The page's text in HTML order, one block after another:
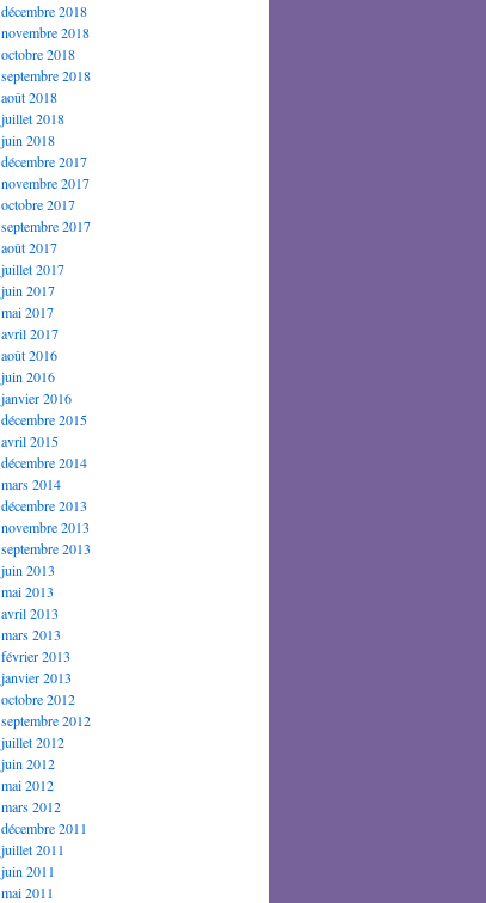
décembre 2018
novembre 2018
octobre 2018
septembre 2018
août 2018
juillet 2018
juin 2018
décembre 2017
novembre 2017
octobre 2017
septembre 2017
août 2017
juillet 2017
juin 2017
mai 2017
avril 2017
août 2016
juin 2016
janvier 2016
décembre 2015
avril 2015
décembre 2014
mars 2014
décembre 2013
novembre 2013
septembre 2013
juin 2013
mai 2013
avril 2013
mars 2013
février 2013
janvier 2013
octobre 2012
septembre 2012
juillet 2012
juin 2012
mai 2012
mars 2012
décembre 2011
juillet 2011
juin 2011
mai 2011